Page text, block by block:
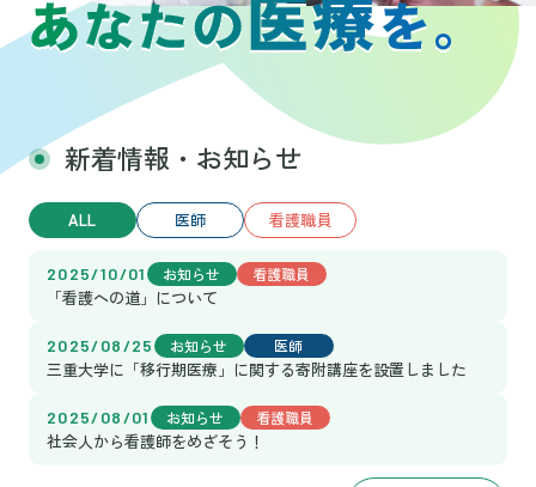
新着情報・お知らせ
ALL 医師 看護職員
2025/10/01 お知らせ 看護職員
「看護への道」について
2025/08/25 お知らせ 医師
三重大学に「移行期医療」に関する寄附講座を設置しました
2025/08/01 お知らせ 看護職員
社会人から看護師をめざそう！